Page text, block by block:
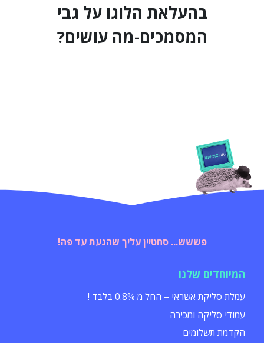
בהעלאת הלוגו על גבי
המסמכים-מה עושים?
פששש... סחטיין עליך שהגעת עד פה!
המיוחדים שלנו
עמלת סליקת אשראי – החל מ 0.8% בלבד !
עמודי סליקה ומכירה
הקדמת תשלומים